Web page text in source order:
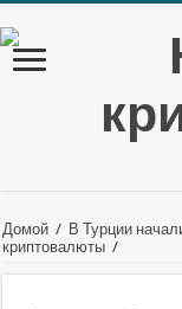
Домой / В Турции
криптовалюты /